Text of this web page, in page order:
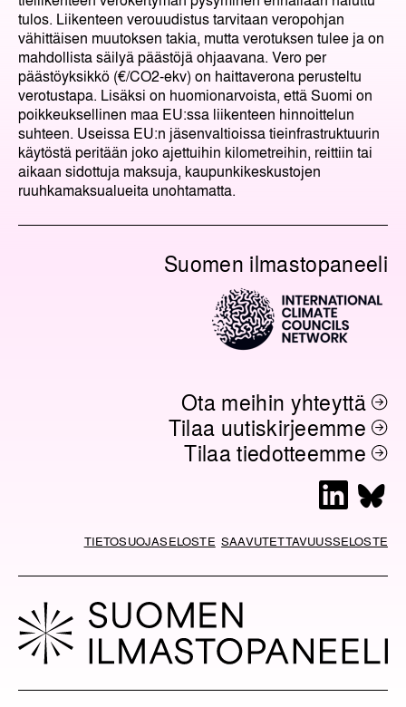
tulos. Liikenteen verouudistus tarvitaan veropohjan
vähittäisen muutoksen takia, mutta verotuksen tulee ja on
mahdollista säilyä päästöjä ohjaavana. Vero per
päästöyksikkö (€/CO2-ekv) on haittaverona perusteltu
verotustapa. Lisäksi on huomionarvoista, että Suomi on
poikkeuksellinen maa EU:ssa liikenteen hinnoittelun
suhteen. Useissa EU:n jäsenvaltioissa tieinfrastruktuurin
käytöstä peritään joko ajettuihin kilometreihin, reittiin tai
aikaan sidottuja maksuja, kaupunkikeskustojen
ruuhkamaksualueita unohtamatta.
Suomen ilmastopaneeli
Ota meihin yhteyttä
Tilaa uutiskirjeemme
Tilaa tiedotteemme
L
n
k
I
n
u
e
y
TIETOSUOJASELOSTE SAAVUTETTAVUUSSELOSTE